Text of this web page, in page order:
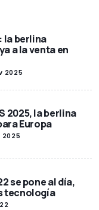
la berlina
a la venta en
2025
2025, la berlina
Europa
2025
se pone al día,
tecnología